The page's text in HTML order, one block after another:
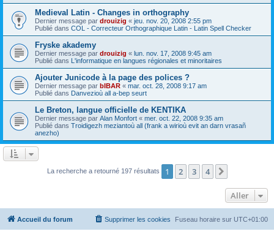
Medieval Latin - Changes in orthography
Dernier message par drouizig « jeu. nov. 20, 2008 2:55 pm
Publié dans COL - Correcteur Orthographique Latin - Latin Spell Checker
Fryske akademy
Dernier message par drouizig « lun. nov. 17, 2008 9:45 am
Publié dans L'informatique en langues régionales et minoritaires
Ajouter Junicode à la page des polices ?
Dernier message par bIBAR « mar. oct. 28, 2008 9:17 am
Publié dans Danvezioù all a-bep seurt
Le Breton, langue officielle de KENTIKA
Dernier message par Alan Monfort « mer. oct. 22, 2008 9:35 am
Publié dans Troidigezh meziantoù all (frank a wirioù evit an darn vrasañ
anezho)
La recherche a retourné 197 résultats 1 2 3 4
Aller
Accueil du forum Fuseau horaire sur UTC+01:00
Supprimer les cookies